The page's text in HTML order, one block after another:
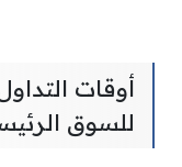
أوقات
للسوق